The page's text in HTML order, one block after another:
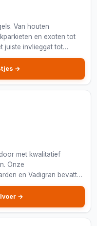
Van houten
en exoten tot
juiste invlieggat tot
→
met kwalitatief
Onze
en Vadigran bevatten
haver.
→